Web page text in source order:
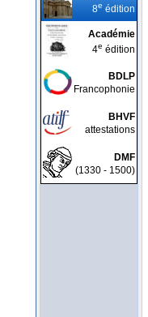
8e édition
Académie
4e édition
BDLP
Francophonie
BHVF
attestations
DMF
(1330 - 1500)